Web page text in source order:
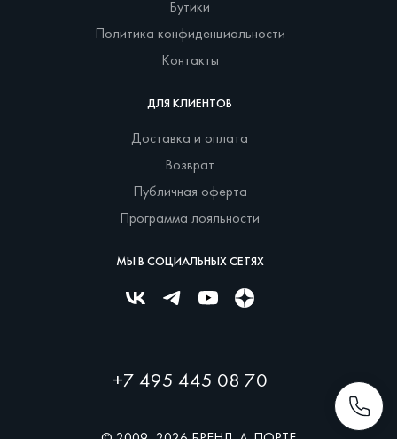
Бутики
Политика конфиденциальности
Контакты
ДЛЯ КЛИЕНТОВ
Доставка и оплата
Возврат
Публичная оферта
Программа лояльности
МЫ В СОЦИАЛЬНЫХ СЕТЯХ
+7 495 445 08 70